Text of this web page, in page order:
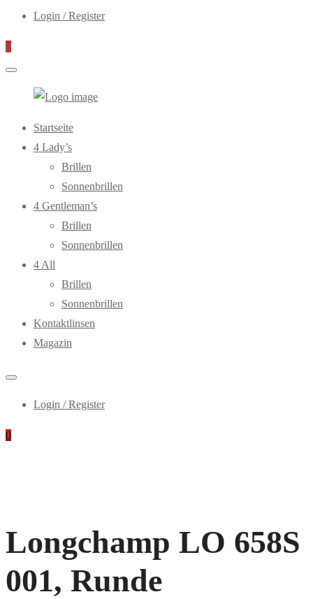
Login / Register
0
Primary
Menu
Startseite
4 Lady’s
Brillen
Sonnenbrillen
4 Gentleman’s
Brillen
Sonnenbrillen
4 All
Brillen
Sonnenbrillen
Kontaktlinsen
Magazin
Login / Register
0
Longchamp LO 658S
001, Runde